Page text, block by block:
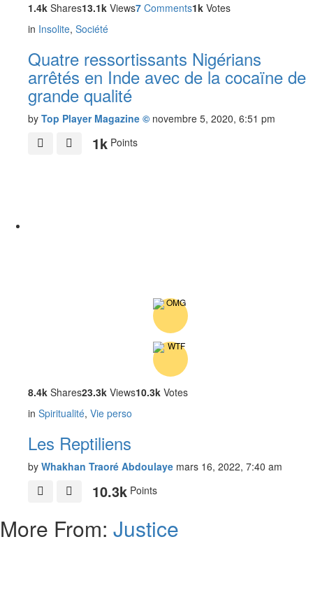
1.4k Shares13.1k Views7 Comments1k Votes
in Insolite, Société
Quatre ressortissants Nigérians
arrêtés en Inde avec de la cocaïne de
grande qualité
by Top Player Magazine © novembre 5, 2020, 6:51 pm
1k Points
8.4k Shares23.3k Views10.3k Votes
in Spiritualité, Vie perso
Les Reptiliens
by Whakhan Traoré Abdoulaye mars 16, 2022, 7:40 am
10.3k Points
More From: Justice